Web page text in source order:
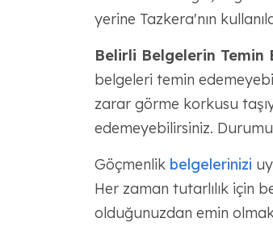
yerine Tazkera'nın
Belirli Belgelerin Temin
belgeleri temin
zarar görme korkusu
edemeyebilirsiniz.
Göçmenlik belgelerinizi
Her zaman tutarlılık için
olduğunuzdan emin